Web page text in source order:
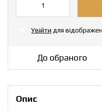
Увійти для
До обраного
Опис